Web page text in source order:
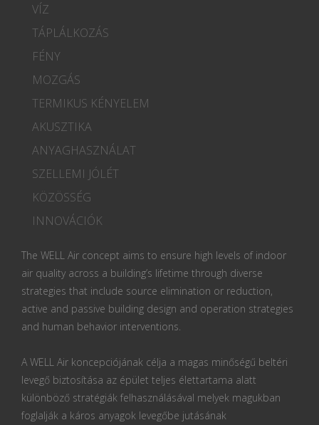
VÍZ
TÁPLÁLKOZÁS
FÉNY
MOZGÁS
TERMIKUS KÉNYELEM
AKUSZTIKA
ANYAGHASZNÁLAT
SZELLEMI JÓLÉT
KÖZÖSSÉG
INNOVÁCIÓK
The WELL Air concept aims to ensure high levels of indoor
air quality across a building’s lifetime through diverse
strategies that include source elimination or reduction,
active and passive building design and operation strategies
and human behavior interventions.
A WELL Air koncepciójának célja a magas minőségű beltéri
levegő biztosítása az épület teljes élettartama alatt
különböző stratégiák felhasználásával melyek magukban
foglalják a káros anyagok levegőbe jutásának